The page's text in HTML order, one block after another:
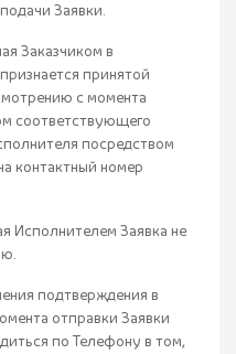
Заявки.
Заказчиком в
принятой
с момента
соответствующего
посредством
контактный номер
Исполнителем Заявка не
подтверждения в
отправки Заявки
по Телефону в том,